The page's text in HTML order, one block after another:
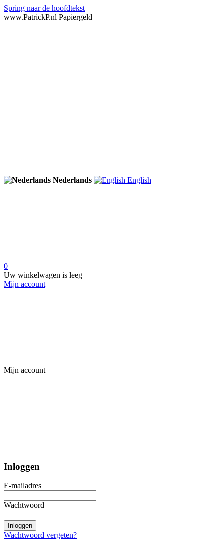
Spring naar de hoofdtekst
www.PatrickP.nl Papiergeld
Nederlands English
0
Uw winkelwagen is leeg
Mijn account
Mijn account
Inloggen
E-mailadres
Wachtwoord
Inloggen
Wachtwoord vergeten?